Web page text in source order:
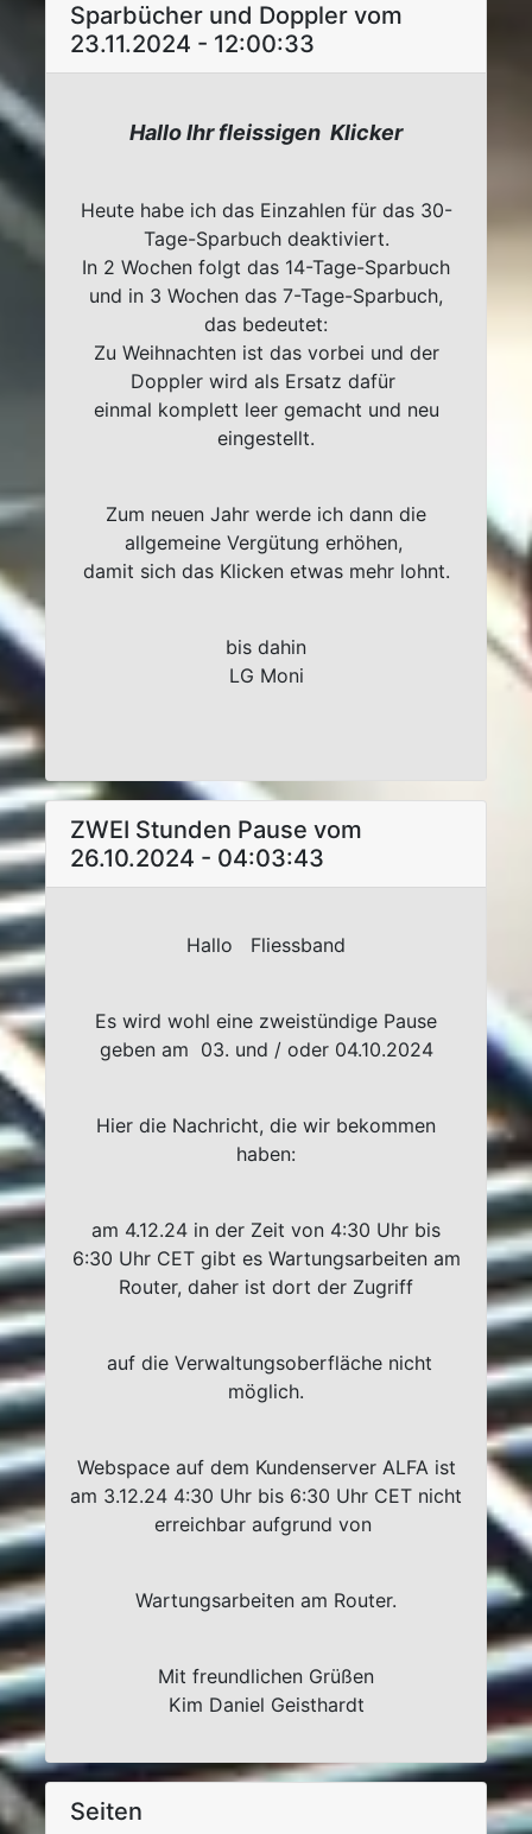
Sparbücher und Doppler vom
23.11.2024 - 12:00:33
Hallo Ihr fleissigen Klicker
Heute habe ich das Einzahlen für das 30-
Tage-Sparbuch deaktiviert.
In 2 Wochen folgt das 14-Tage-Sparbuch
und in 3 Wochen das 7-Tage-Sparbuch,
das bedeutet:
Zu Weihnachten ist das vorbei und der
Doppler wird als Ersatz dafür
einmal komplett leer gemacht und neu
eingestellt.
Zum neuen Jahr werde ich dann die
allgemeine Vergütung erhöhen,
damit sich das Klicken etwas mehr lohnt.
bis dahin
LG Moni
ZWEI Stunden Pause vom
26.10.2024 - 04:03:43
Hallo Fliessband
Es wird wohl eine zweistündige Pause
geben am 03. und / oder 04.10.2024
Hier die Nachricht, die wir bekommen
haben:
am 4.12.24 in der Zeit von 4:30 Uhr bis
6:30 Uhr CET gibt es Wartungsarbeiten am
Router, daher ist dort der Zugriff
auf die Verwaltungsoberfläche nicht
möglich.
Webspace auf dem Kundenserver ALFA ist
am 3.12.24 4:30 Uhr bis 6:30 Uhr CET nicht
erreichbar aufgrund von
Wartungsarbeiten am Router.
Mit freundlichen Grüßen
Kim Daniel Geisthardt
Seiten